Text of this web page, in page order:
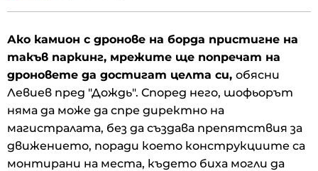
Ако камион с дронове на борда пристигне на
такъв паркинг, мрежите ще попречат на
дроновете да достигат целта си, обясни
Левиев пред "Дождь". Според него, шофьорът
няма да може да спре директно на
магистралата, без да създава препятствия за
движението, поради което конструкциите са
монтирани на места, където биха могли да